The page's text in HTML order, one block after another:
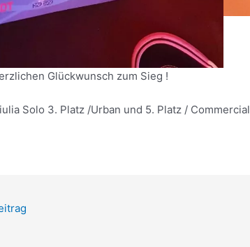
Glückwunsch zum Sieg !
Solo 3. Platz /Urban und 5. Platz / Commercial